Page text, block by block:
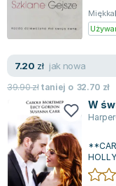
Miękka
7.20 zł jak nowa
39.90złtaniej o 32.70 zł
W